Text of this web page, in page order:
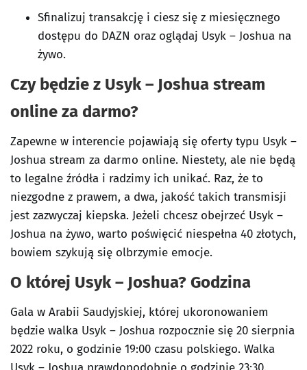
Sfinalizuj transakcję i ciesz się z miesięcznego
dostępu do DAZN oraz oglądaj Usyk – Joshua na
żywo.
Czy będzie z Usyk – Joshua stream
online za darmo?
Zapewne w interencie pojawiają się oferty typu Usyk –
Joshua stream za darmo online. Niestety, ale nie będą
to legalne źródła i radzimy ich unikać. Raz, że to
niezgodne z prawem, a dwa, jakość takich transmisji
jest zazwyczaj kiepska. Jeżeli chcesz obejrzeć Usyk –
Joshua na żywo, warto poświęcić niespełna 40 złotych,
bowiem szykują się olbrzymie emocje.
O której Usyk – Joshua? Godzina
Gala w Arabii Saudyjskiej, której ukoronowaniem
będzie walka Usyk – Joshua rozpocznie się 20 sierpnia
2022 roku, o godzinie 19:00 czasu polskiego. Walka